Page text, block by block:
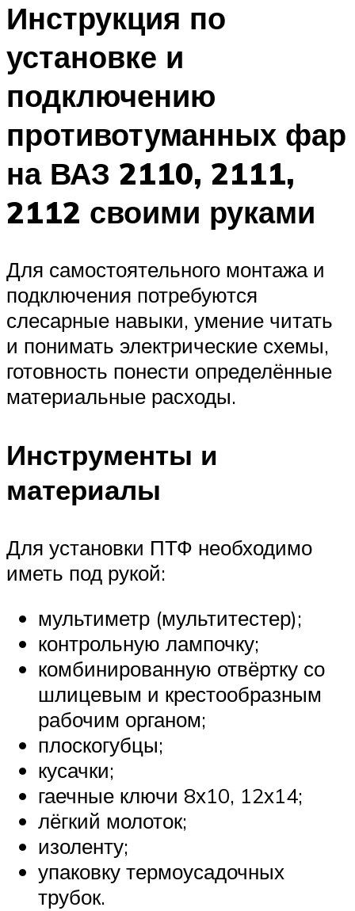
Инструкция по
установке и
подключению
противотуманных фар
на ВАЗ 2110, 2111,
2112 своими руками
Для самостоятельного монтажа и
подключения потребуются
слесарные навыки, умение читать
и понимать электрические схемы,
готовность понести определённые
материальные расходы.
Инструменты и
материалы
Для установки ПТФ необходимо
иметь под рукой:
мультиметр (мультитестер);
контрольную лампочку;
комбинированную отвёртку со
шлицевым и крестообразным
рабочим органом;
плоскогубцы;
кусачки;
гаечные ключи 8х10, 12х14;
лёгкий молоток;
изоленту;
упаковку термоусадочных
трубок.